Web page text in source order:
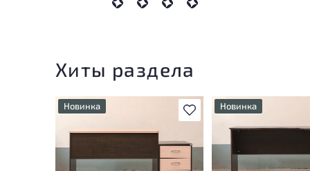
Хиты раздела
В избранное
Новинка
незначительные следы
эксплуатации, не влияющие
Новинка
У товара
незначительные
эксплуатации, не
на удобство его
использования